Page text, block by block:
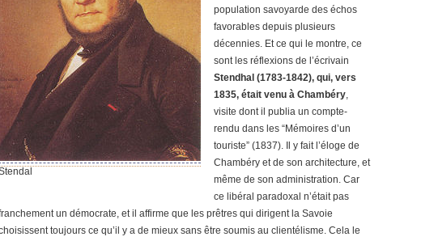
population savoyarde des échos
favorables depuis plusieurs
décennies. Et ce qui le montre, ce
sont les réflexions de l’écrivain
Stendhal (1783-1842), qui, vers
1835, était venu à Chambéry,
visite dont il publia un compte-
rendu dans les “Mémoires d’un
touriste” (1837). Il y fait l’éloge de
Chambéry et de son architecture, et
même de son administration. Car
ce libéral paradoxal n’était pas
un démocrate, et il affirme que les prêtres qui dirigent la Savoie
toujours ce qu’il y a de mieux sans être soumis au clientélisme. Cela le